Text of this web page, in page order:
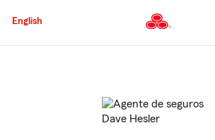
al
principal
English